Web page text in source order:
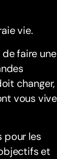
vie.
faire une
vous
pour les
et